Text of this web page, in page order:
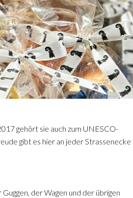
gehört sie auch zum UNESCO-
gibt es hier an jeder Strassenecke
der Wagen und der übrigen